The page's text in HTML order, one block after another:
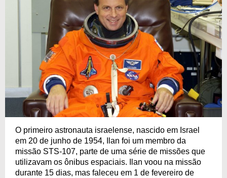
O primeiro astronauta israelense, nascido em Israel
em 20 de junho de 1954, Ilan foi um membro da
missão STS-107, parte de uma série de missões que
utilizavam os ônibus espaciais. Ilan voou na missão
durante 15 dias, mas faleceu em 1 de fevereiro de